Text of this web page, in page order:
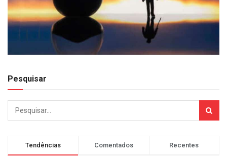
Pesquisar
Tendências Comentados Recentes